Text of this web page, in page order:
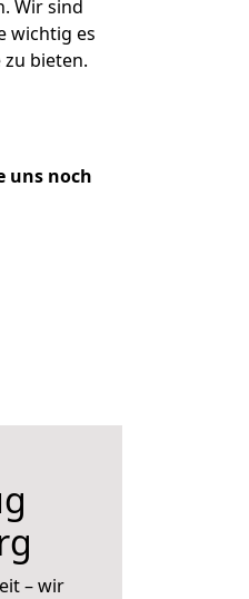
Wir sind
wichtig es
bieten.
uns noch
– wir